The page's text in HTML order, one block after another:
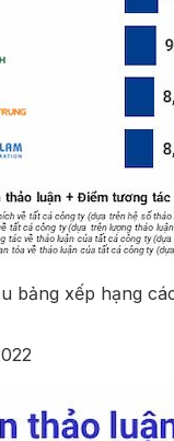
bảng xếp hạng